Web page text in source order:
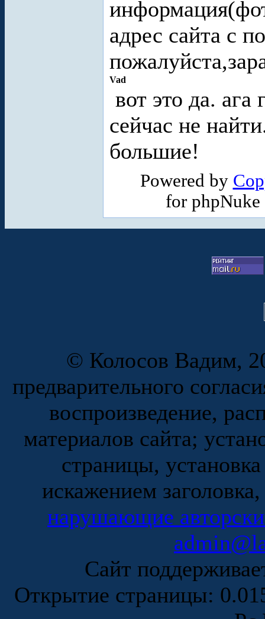
адрес сайта с
Vad
вот это да. ага
сейчас не
большие!
Powered by
for
© Колосов Вадим,
предварительного
воспроизведение,
материалов сайта;
страницы,
искажением
нарушающие
Сайт
Открытие страницы: